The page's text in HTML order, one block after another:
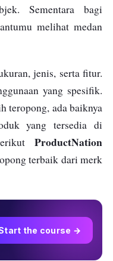
Sementara bagi
melihat medan
jenis, serta fitur.
yang spesifik.
teropong, ada baiknya
yang tersedia di
ProductNation
terbaik dari merk
the course →